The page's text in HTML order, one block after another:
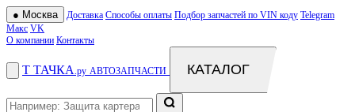
● Москва Доставка Способы оплаты Подбор запчастей по VIN коду Telegram
Макс VK
О компании Контакты
Т ТАЧКА .ру АВТОЗАПЧАСТИ КАТАЛОГ